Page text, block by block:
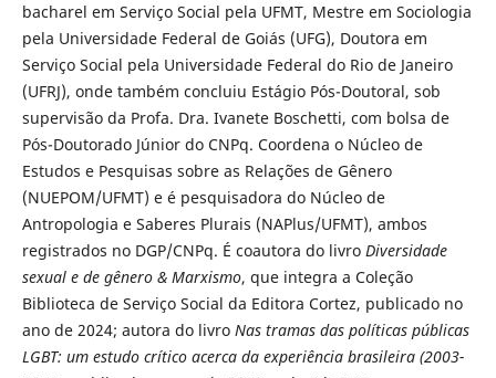
bacharel em Serviço Social pela UFMT, Mestre em Sociologia
pela Universidade Federal de Goiás (UFG), Doutora em
Serviço Social pela Universidade Federal do Rio de Janeiro
(UFRJ), onde também concluiu Estágio Pós-Doutoral, sob
supervisão da Profa. Dra. Ivanete Boschetti, com bolsa de
Pós-Doutorado Júnior do CNPq. Coordena o Núcleo de
Estudos e Pesquisas sobre as Relações de Gênero
(NUEPOM/UFMT) e é pesquisadora do Núcleo de
Antropologia e Saberes Plurais (NAPlus/UFMT), ambos
registrados no DGP/CNPq. É coautora do livro Diversidade
sexual e de gênero & Marxismo, que integra a Coleção
Biblioteca de Serviço Social da Editora Cortez, publicado no
ano de 2024; autora do livro Nas tramas das políticas públicas
LGBT: um estudo crítico acerca da experiência brasileira (2003-